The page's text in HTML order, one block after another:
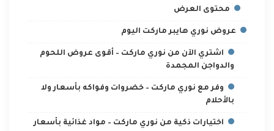
محتوى العرض
عروض نوري هايبر ماركت اليوم
اشتري الآن من نوري ماركت – أقوى عروض اللحوم
والدواجن المجمدة
وفر مع نوري ماركت – خضروات وفواكه بأسعار ولا
بالأحلام
اختيارات ذكية من نوري ماركت – مواد غذائية بأسعار